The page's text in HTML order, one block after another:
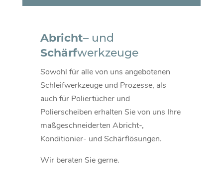
Abricht– und
Schärfwerkzeuge
Sowohl für alle von uns angebotenen
Schleifwerkzeuge und Prozesse, als
auch für Poliertücher und
Polierscheiben erhalten Sie von uns Ihre
maßgeschneiderten Abricht-,
Konditionier- und Schärflösungen.
Wir beraten Sie gerne.